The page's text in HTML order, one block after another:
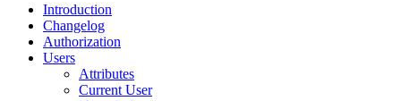
Introduction
Changelog
Authorization
Users
Attributes
Current User